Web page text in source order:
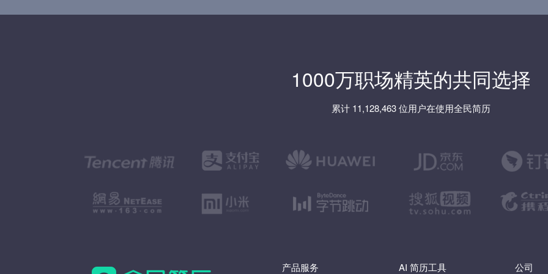
1000万职场精英的共同选择
累计 11,128,463 位用户在使用全民简历
产品服务 AI 简历工具 公司